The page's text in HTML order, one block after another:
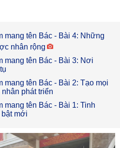
mang tên Bác - Bài 4: Những
nhân rộng
mang tên Bác - Bài 3: Nơi
mang tên Bác - Bài 2: Tạo mọi
phát triển
mang tên Bác - Bài 1: Tinh
mới